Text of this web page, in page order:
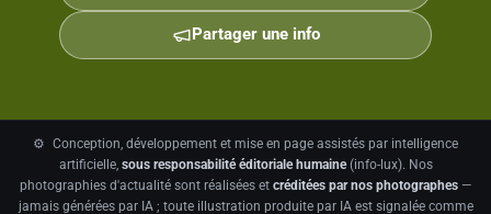
Partager une info
⚙️ Conception, développement et mise en page assistés par intelligence
artificielle, sous responsabilité éditoriale humaine(info-lux). Nos
photographies d'actualité sont réalisées et créditées par nos photographes —
jamais générées par IA ; toute illustration produite par IA est signalée comme